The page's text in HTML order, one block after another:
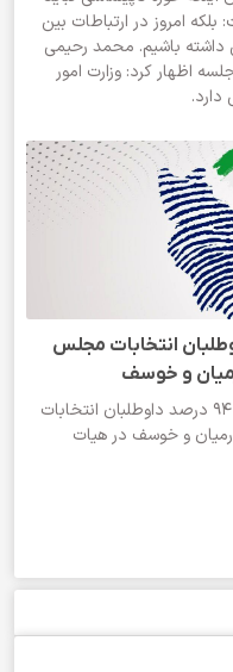
امروز در ارتباطات بین
داشته باشیم. محمد رحیمی
اظهار کرد: وزارت امور
از ۹۴ درصد داوطلبان انتخابات مجلس
و خوسف
فرماندار بیرجند از تأیید صلاحیت بیش از ۹۴ درصد داوطلبان انتخابات
و خوسف در هیات‌